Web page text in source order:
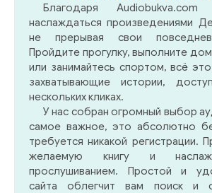
Благодаря
наслаждаться произведениями
не прерывая свои
Пройдите прогулку, выполните
или занимайтесь спортом, всё
захватывающие истории,
нескольких кликах.
У нас собран огромный выбор
самое важное, это абсолютно
требуется никакой регистрации.
желаемую книгу и
прослушиванием. Простой и
сайта облегчит вам поиск и